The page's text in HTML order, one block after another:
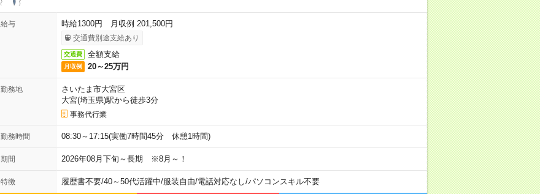
給与 時給1300円 月収例 201,500円
交通費別途支給あり
交通費 全額支給
月収例 20～25万円
勤務地
さいたま市大宮区
大宮(埼玉県)駅から徒歩3分
事務代行業
勤務時間 08:30～17:15(実働7時間45分 休憩1時間)
期間 2026年08月下旬～長期 ※8月～！
特徴 履歴書不要/40～50代活躍中/服装自由/電話対応なし/パソコンスキル不要